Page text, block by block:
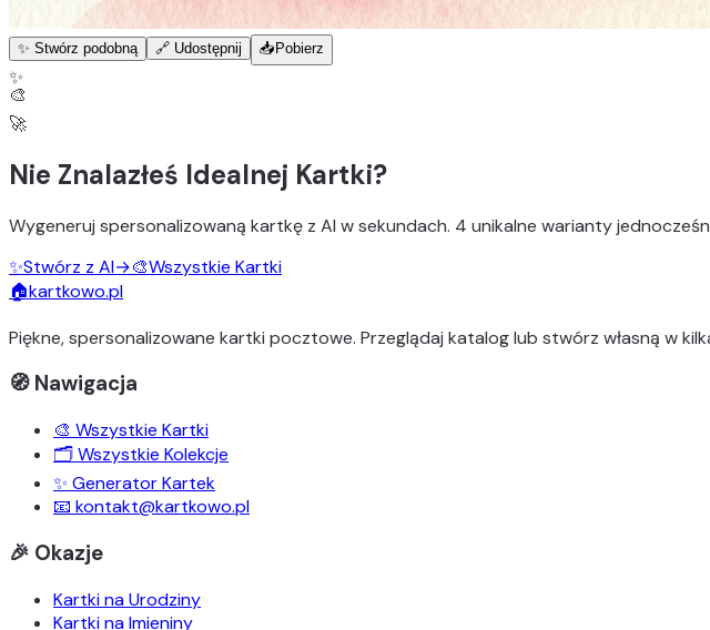
✨ Stwórz podobną 🔗 Udostępnij 📥 Pobierz
✨
🎨
🚀
Nie Znalazłeś Idealnej Kartki?
Wygeneruj spersonalizowaną kartkę z AI w sekundach. 4 unikalne warianty
✨Stwórz z AI→🎨Wszystkie Kartki
🏠kartkowo.pl
Piękne, spersonalizowane kartki pocztowe. Przeglądaj katalog lub stwórz własną w
🧭 Nawigacja
🎨 Wszystkie Kartki
🗂️ Wszystkie Kolekcje
✨ Generator Kartek
📧 kontakt@kartkowo.pl
🎉 Okazje
Kartki na Urodziny
Kartki na Imieniny